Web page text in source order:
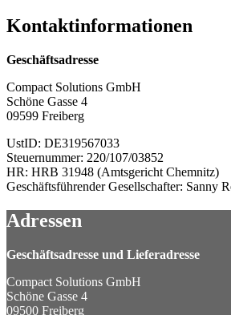
Kontaktinformationen
Geschäftsadresse
Compact Solutions GmbH
Schöne Gasse 4
09599 Freiberg
UstID: DE319567033
Steuernummer: 220/107/03852
HR: HRB 31948 (Amtsgericht Chemnitz)
Geschäftsführender Gesellschafter: Sanny
Adressen
Geschäftsadresse und Lieferadresse
Compact Solutions GmbH
Schöne Gasse 4
09500 Freiberg